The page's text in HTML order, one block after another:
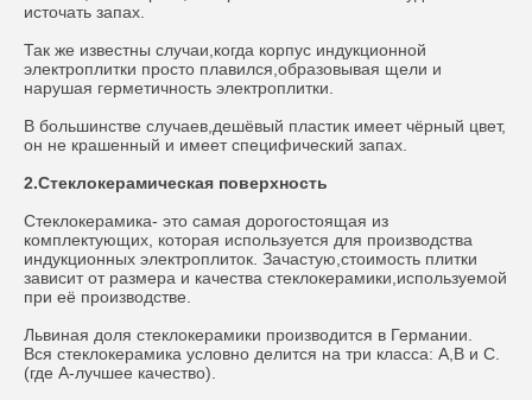
источать запах.
Так же известны случаи,когда корпус индукционной
электроплитки просто плавился,образовывая щели и
нарушая герметичность электроплитки.
В большинстве случаев,дешёвый пластик имеет чёрный цвет,
он не крашенный и имеет специфический запах.
2.Стеклокерамическая поверхность
Стеклокерамика- это самая дорогостоящая из
комплектующих, которая используется для производства
индукционных электроплиток. Зачастую,стоимость плитки
зависит от размера и качества стеклокерамики,используемой
при её производстве.
Львиная доля стеклокерамики производится в Германии.
Вся стеклокерамика условно делится на три класса: A,B и C.
(где A-лучшее качество).